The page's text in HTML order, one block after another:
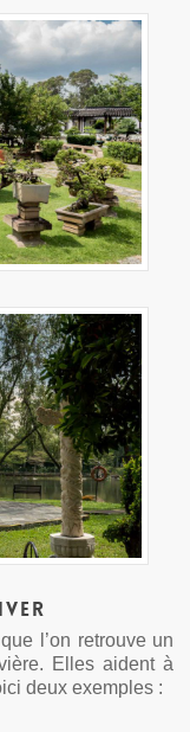
l’on retrouve un
Elles aident à
deux exemples :